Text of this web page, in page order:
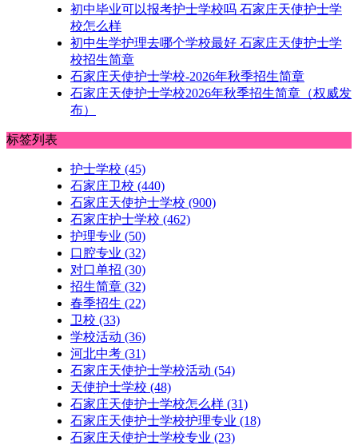
初中毕业可以报考护士学校吗 石家庄天使护士学
校怎么样
初中生学护理去哪个学校最好 石家庄天使护士学
校招生简章
石家庄天使护士学校-2026年秋季招生简章
石家庄天使护士学校2026年秋季招生简章（权威发
布）
标签列表
护士学校 (45)
石家庄卫校 (440)
石家庄天使护士学校 (900)
石家庄护士学校 (462)
护理专业 (50)
口腔专业 (32)
对口单招 (30)
招生简章 (32)
春季招生 (22)
卫校 (33)
学校活动 (36)
河北中考 (31)
石家庄天使护士学校活动 (54)
天使护士学校 (48)
石家庄天使护士学校怎么样 (31)
石家庄天使护士学校护理专业 (18)
石家庄天使护士学校专业 (23)